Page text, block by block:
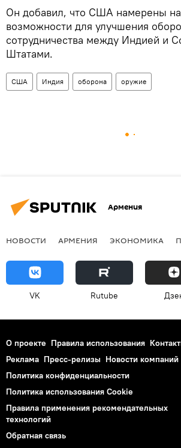
Он добавил, что США намерены
возможности для улучшения
сотрудничества между Индией и
Штатами.
США Индия оборона оружие
Армения
НОВОСТИ АРМЕНИЯ ЭКОНОМИКА
VK Rutube
О проекте Правила использования
Реклама Пресс-релизы Новости компаний
Политика конфиденциальности
Политика использования Cookie
Правила применения рекомендательных
технологий
Обратная связь